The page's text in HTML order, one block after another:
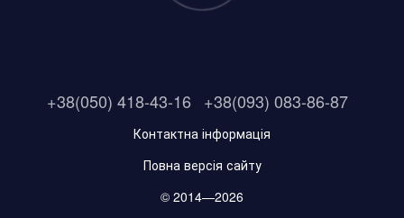
+38(050) 418-43-16 +38(093) 083-86-87
Контактна інформація
Повна версія сайту
© 2014—2026